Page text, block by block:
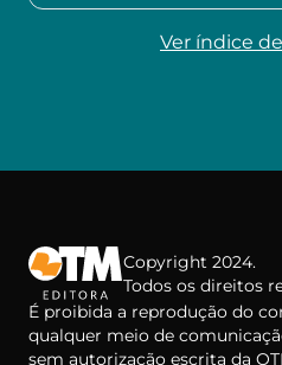
Ver índice
Copyright 2024.
Todos os direitos
É proibida a reprodução do
qualquer meio de
sem autorização escrita da